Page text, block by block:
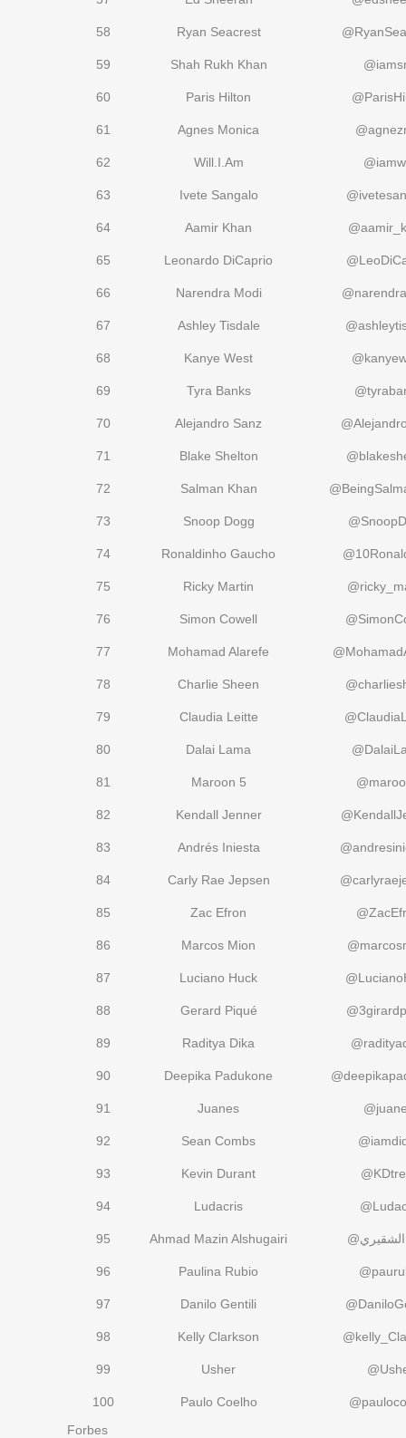
58 Ryan Seacrest
59 Shah Rukh Khan
60 Paris Hilton
61 Agnes Monica
62 Will.I.Am
63 Ivete Sangalo
64 Aamir Khan
65 Leonardo DiCaprio
66 Narendra Modi
67 Ashley Tisdale
68 Kanye West
69 Tyra Banks
70 Alejandro Sanz
71 Blake Shelton
72 Salman Khan
73 Snoop Dogg
74 Ronaldinho Gaucho
75 Ricky Martin
76 Simon Cowell
77 Mohamad Alarefe
78 Charlie Sheen
79 Claudia Leitte
80 Dalai Lama
81 Maroon 5
82 Kendall Jenner
83 Andrés Iniesta
84 Carly Rae Jepsen
85 Zac Efron
86 Marcos Mion
87 Luciano Huck
88 Gerard Piqué
89 Raditya Dika
90 Deepika Padukone
91 Juanes
92 Sean Combs
93 Kevin Durant
94 Ludacris
95 Ahmad Mazin Alshugairi الشقيري
96 Paulina Rubio
97 Danilo Gentili
98 Kelly Clarkson
99 Usher
100 Paulo Coelho
Forbes